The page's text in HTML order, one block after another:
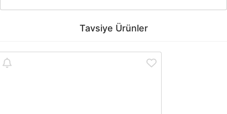
Bu ürüne ilk yorumu siz yapın!
Bu ürünün fiyat bilgisi, resim, ürün açıklamalarında ve diğer
Ürün resmi kalitesiz, bozuk veya görüntülenemiyor.
Tavsiye Ürünler